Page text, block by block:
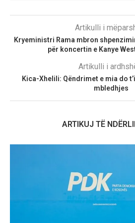
Artikulli i
Kryeministri Rama mbron
për koncertin e Kanye
Artikulli i
Kica-Xhelili: Qëndrimet e mia do
mbledhjes
ARTIKUJ TË